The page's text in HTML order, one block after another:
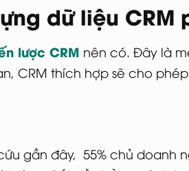
dữ liệu CRM
lược CRM nên có. Đây là
CRM thích hợp sẽ cho
gần đây, 55% chủ doanh